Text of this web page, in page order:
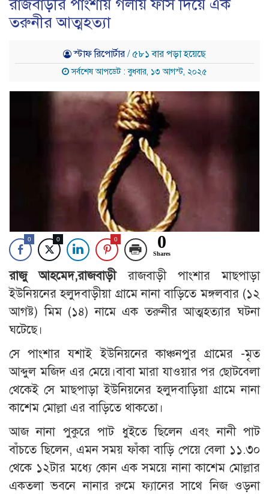
রাজবাড়ীর পাংশায় গলায় ফাঁস দিয়ে এক
তরুনীর আত্মহত্যা
স্টাফ রিপোর্টার/ ৫৮১ বার পড়া হয়েছে
সর্বশেষ আপডেট : বুধবার, ১৩ আগস্ট, ২০২৫
0 0 0 0
Shares
রাজু আহমেদ,রাজবাড়ীরাজবাড়ী পাংশার মাছপাড়া
ইউনিয়নের হলুদবাড়ীয়া গ্রামে নানা বাড়িতে মঙ্গলবার (১২
আগষ্ট) মিম (১৪) নামে এক তরুনীর আত্মহত্যার ঘটনা
ঘটেছে।
সে পাংশার যশাই ইউনিয়নের কাঞ্চনপুর গ্রামের -মৃত
আব্দুল মজিদ এর মেয়ে।বাবা মারা যাওয়ার পর ছোটবেলা
থেকেই সে মাছপাড়া ইউনিয়নের হলুদবাড়িয়া গ্রামে নানা
কাশেম মোল্লা এর বাড়িতে থাকতো।
আজ নানা পুকুরে পাট ধুইতে ছিলেন এবং নানী পাট
বাঁচতে ছিলেন, এমন সময় ফাঁকা বাড়ি পেয়ে বেলা ১১.৩০
থেকে ১২টার মধ্যে কোন এক সময়ে নানা কাশেম মোল্লার
একতলা ভবনে নানার রুমে ফ্যানের সাথে নিজ ওড়না